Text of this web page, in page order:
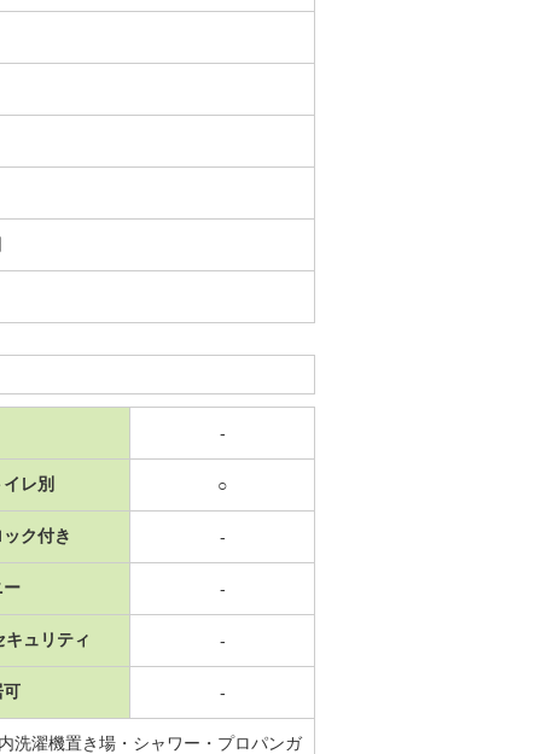
-
レ別 ○
ク付き -
ー -
キュリティ -
可 -
洗濯機置き場・シャワー・プロパンガ